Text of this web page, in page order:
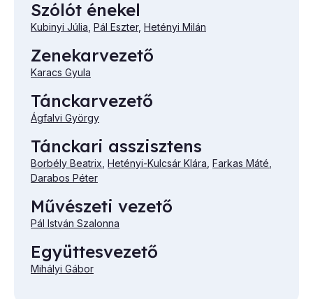
Szólót énekel
Kubinyi Júlia, Pál Eszter, Hetényi Milán
Zenekarvezető
Karacs Gyula
Tánckarvezető
Ágfalvi György
Tánckari asszisztens
Borbély Beatrix, Hetényi-Kulcsár Klára, Farkas Máté,
Darabos Péter
Művészeti vezető
Pál István Szalonna
Együttesvezető
Mihályi Gábor